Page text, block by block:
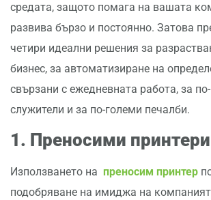
средата, защото помага на вашата
развива бързо и постоянно. Затова
четири идеални решения за
бизнес, за автоматизиране на
свързани с ежедневната работа, за
служители и за по-големи печалби.
1. Преносими принтери
Използването на преносим принтер
подобряване на имиджа на